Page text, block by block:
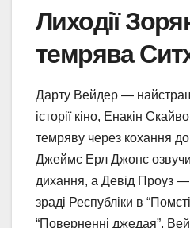
Лиходії
темрява
Дарту Вейдер —
історії кіно, Енакін
темряву через кохання
Джеймс Ерл Джонс
дихання, а Девід Проуз —
зраді Республіки в
“Поверненні джедая”,